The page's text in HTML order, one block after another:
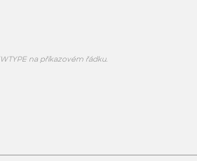
na příkazovém řádku.